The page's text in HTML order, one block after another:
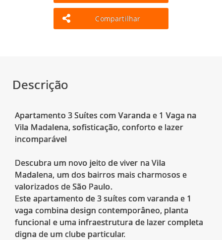
Compartilhar
Descrição
Apartamento 3 Suítes com Varanda e 1 Vaga na
Vila Madalena, sofisticação, conforto e lazer
incomparável
Descubra um novo jeito de viver na Vila
Madalena, um dos bairros mais charmosos e
valorizados de São Paulo.
Este apartamento de 3 suítes com varanda e 1
vaga combina design contemporâneo, planta
funcional e uma infraestrutura de lazer completa
digna de um clube particular.